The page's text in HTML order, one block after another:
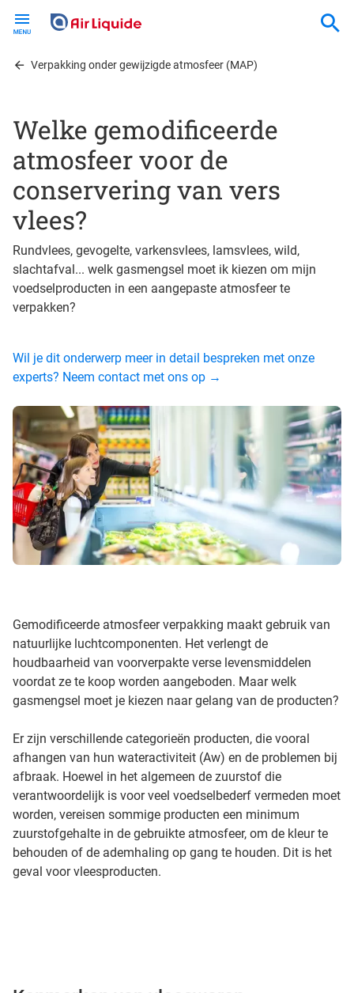
contentVerpakking onder gewijzigde atmosfeer (MAP)
Welke gemodificeerde
atmosfeer voor de
conservering van vers
vlees?
Rundvlees, gevogelte, varkensvlees, lamsvlees, wild,
slachtafval... welk gasmengsel moet ik kiezen om mijn
voedselproducten in een aangepaste atmosfeer te
verpakken?
Wil je dit onderwerp meer in detail bespreken met onze
experts? Neem contact met ons op →
Gemodificeerde atmosfeer verpakking maakt gebruik van
natuurlijke luchtcomponenten. Het verlengt de
houdbaarheid van voorverpakte verse levensmiddelen
voordat ze te koop worden aangeboden. Maar welk
gasmengsel moet je kiezen naar gelang van de producten?
Er zijn verschillende categorieën producten, die vooral
afhangen van hun wateractiviteit (Aw) en de problemen bij
afbraak. Hoewel in het algemeen de zuurstof die
verantwoordelijk is voor veel voedselbederf vermeden moet
worden, vereisen sommige producten een minimum
zuurstofgehalte in de gebruikte atmosfeer, om de kleur te
behouden of de ademhaling op gang te houden. Dit is het
geval voor vleesproducten.